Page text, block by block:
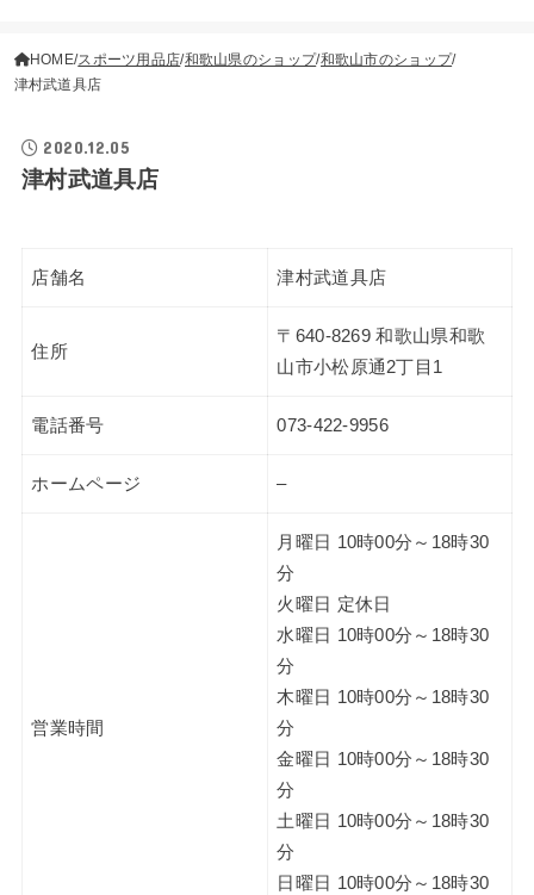
HOME スポーツ用品店 和歌山県のショップ 和歌山市のショップ
津村武道具店
2020.12.05
津村武道具店
店舗名 津村武道具店
住所
〒640-8269 和歌山県和歌
山市小松原通2丁目1
電話番号 073-422-9956
ホームページ –
営業時間
月曜日 10時00分～18時30
分
火曜日 定休日
水曜日 10時00分～18時30
分
木曜日 10時00分～18時30
分
金曜日 10時00分～18時30
分
土曜日 10時00分～18時30
分
日曜日 10時00分～18時30